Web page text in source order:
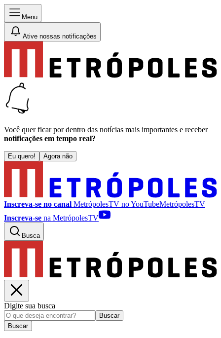
Menu
Ative nossas notificações
Você quer ficar por dentro das notícias mais importantes e receber
notificações em tempo real?
Eu quero! Agora não
Inscreva-se no canal MetrópolesTV noYouTubeMetrópolesTV
Inscreva-se na MetrópolesTV
Busca
Digite sua busca
Buscar
Buscar